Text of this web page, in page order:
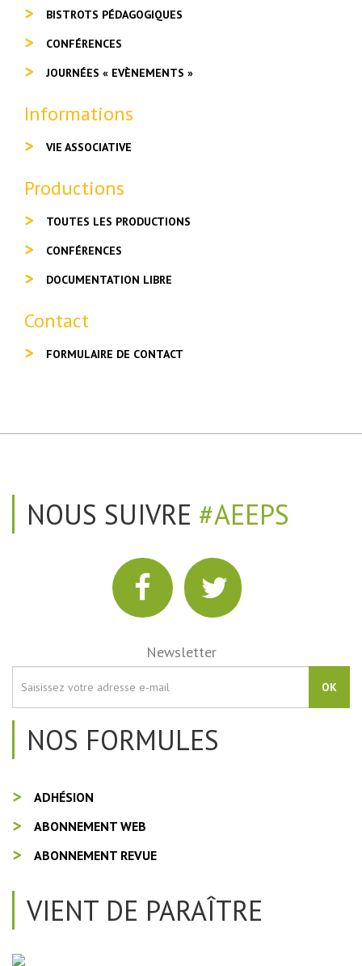
BISTROTS PÉDAGOGIQUES
CONFÉRENCES
JOURNÉES « EVÈNEMENTS »
Informations
VIE ASSOCIATIVE
Productions
TOUTES LES PRODUCTIONS
CONFÉRENCES
DOCUMENTATION LIBRE
Contact
FORMULAIRE DE CONTACT
NOUS SUIVRE #AEEPS
Newsletter
OK
NOS FORMULES
ADHÉSION
ABONNEMENT WEB
ABONNEMENT REVUE
VIENT DE PARAÎTRE